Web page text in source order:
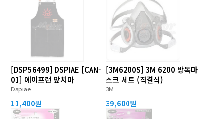
[DSP56499] DSPIAE [CAN-
01] 에이프런 앞치마
Dspiae
11,400원
[3M6200S] 3M 6200 방독마
스크 세트 (직결식)
3M
39,600원